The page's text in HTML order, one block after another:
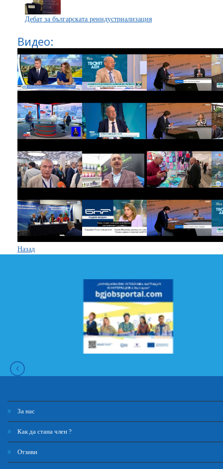
Дебат за българската реиндустриализация
Видео:
Назад
За нас
Как да стана член ?
Отзиви